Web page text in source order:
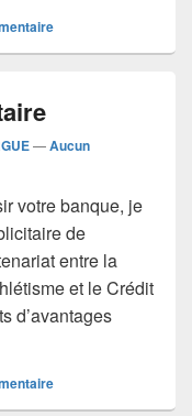
—Aucun
votre banque, je
de
entre la
et le Crédit
d’avantages
publicitaire